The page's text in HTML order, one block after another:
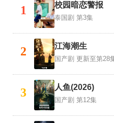
1 校园暗恋警报
泰国剧 第3集
2 江海潮生
国产剧 更新至第28
3 人鱼(2026)
国产剧 第12集